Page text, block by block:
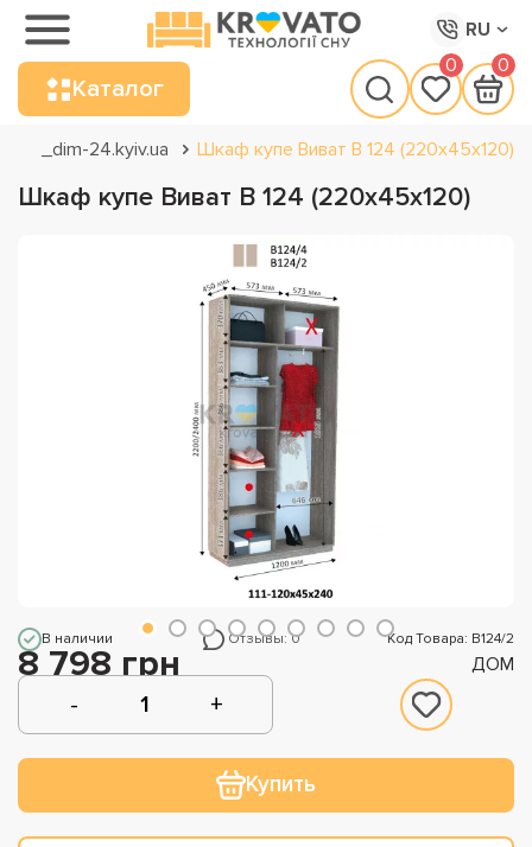
RU
Каталог
0 0
_dim-24.kyiv.ua Шкаф купе Виват В 124 (220х45х120)
Шкаф купе Виват В 124 (220х45х120)
В наличии Отзывы: 0 Код Товара: В124/2
8 798 грн ДОМ
Купить